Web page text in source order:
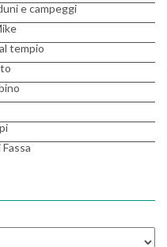
e campeggi
tempio